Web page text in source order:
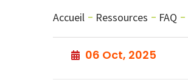
Accueil Ressources FAQ
06 Oct, 2025